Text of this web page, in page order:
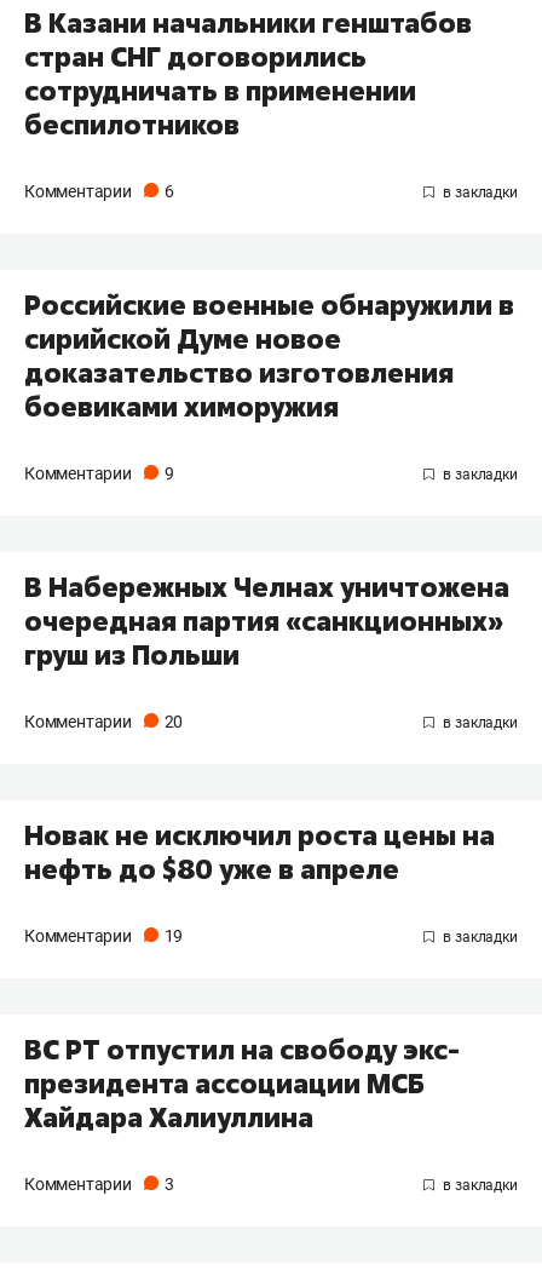
В Казани начальники генштабов
стран СНГ договорились
сотрудничать в применении
беспилотников
Комментарии 6
Российские военные обнаружили в
сирийской Думе новое
доказательство изготовления
боевиками химоружия
Комментарии 9
В Набережных Челнах уничтожена
очередная партия «санкционных»
груш из Польши
Комментарии 20
Новак не исключил роста цены на
нефть до $80 уже в апреле
Комментарии 19
​ВС РТ отпустил на свободу экс-
президента ассоциации МСБ
Хайдара Халиуллина
Комментарии 3